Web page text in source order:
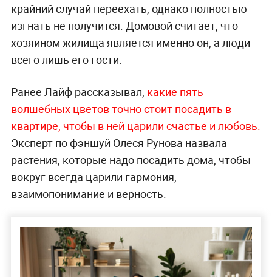
крайний случай переехать, однако полностью
изгнать не получится. Домовой считает, что
хозяином жилища является именно он, а люди —
всего лишь его гости.
Ранее Лайф рассказывал, какие пять
волшебных цветов точно стоит посадить в
квартире, чтобы в ней царили счастье и любовь.
Эксперт по фэншуй Олеся Рунова назвала
растения, которые надо посадить дома, чтобы
вокруг всегда царили гармония,
взаимопонимание и верность.